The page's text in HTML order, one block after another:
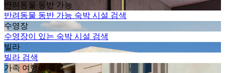
반려동물 동반 가능
반려동물 동반 가능 숙박 시설 검색
수영장
수영장이 있는 숙박 시설 검색
빌라
빌라 검색
가족 여행에 좋음